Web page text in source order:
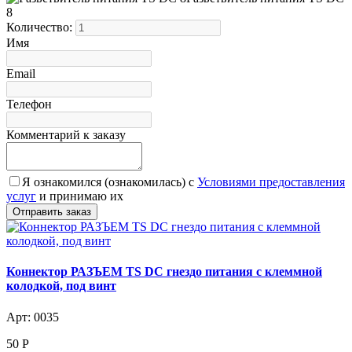
8
Количество:
Имя
Email
Телефон
Комментарий к заказу
Я ознакомился (ознакомилась) с Условиями предоставления
услуг и принимаю их
Коннектор РАЗЪЕМ TS DC гнездо питания с клеммной
колодкой, под винт
Арт: 0035
50 Р